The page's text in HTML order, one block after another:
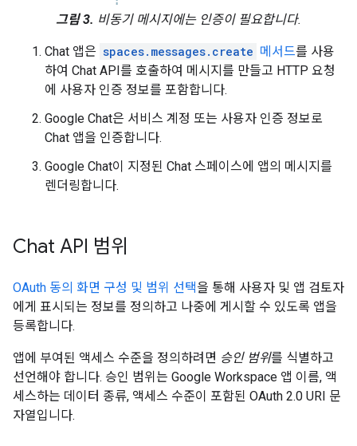
그림 3. 비동기 메시지에는 인증이 필요합니다.
Chat 앱은 spaces.messages.create 메서드를 사용
하여 Chat API를 호출하여 메시지를 만들고 HTTP 요청
에 사용자 인증 정보를 포함합니다.
Google Chat은 서비스 계정 또는 사용자 인증 정보로
Chat 앱을 인증합니다.
Google Chat이 지정된 Chat 스페이스에 앱의 메시지를
렌더링합니다.
Chat API 범위
OAuth 동의 화면 구성 및 범위 선택을 통해 사용자 및 앱 검토자
에게 표시되는 정보를 정의하고 나중에 게시할 수 있도록 앱을
등록합니다.
앱에 부여된 액세스 수준을 정의하려면 승인 범위를 식별하고
선언해야 합니다. 승인 범위는 Google Workspace 앱 이름, 액
세스하는 데이터 종류, 액세스 수준이 포함된 OAuth 2.0 URI 문
자열입니다.